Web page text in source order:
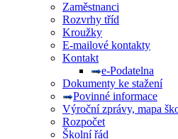
Zaměstnanci
Rozvrhy tříd
Kroužky
E-mailové kontakty
Kontakt
e-Podatelna
Dokumenty ke stažení
Povinné informace
Výroční zprávy, mapa
Rozpočet
Školní řád